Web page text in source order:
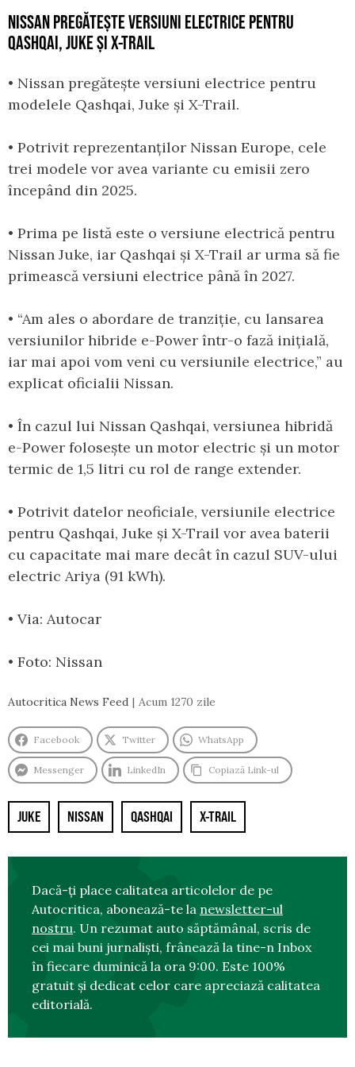
NISSAN PREGĂTEȘTE VERSIUNI ELECTRICE PENTRU
QASHQAI, JUKE ȘI X-TRAIL
• Nissan pregătește versiuni electrice pentru
modelele Qashqai, Juke și X-Trail.
• Potrivit reprezentanților Nissan Europe, cele
trei modele vor avea variante cu emisii zero
începând din 2025.
• Prima pe listă este o versiune electrică pentru
Nissan Juke, iar Qashqai și X-Trail ar urma să fie
primească versiuni electrice până în 2027.
• “Am ales o abordare de tranziție, cu lansarea
versiunilor hibride e-Power într-o fază inițială,
iar mai apoi vom veni cu versiunile electrice,” au
explicat oficialii Nissan.
• În cazul lui Nissan Qashqai, versiunea hibridă
e-Power folosește un motor electric și un motor
termic de 1,5 litri cu rol de range extender.
• Potrivit datelor neoficiale, versiunile electrice
pentru Qashqai, Juke și X-Trail vor avea baterii
cu capacitate mai mare decât în cazul SUV-ului
electric Ariya (91 kWh).
• Via: Autocar
• Foto: Nissan
Autocritica News Feed Acum 1270 zile
Facebook Twitter WhatsApp
Messenger LinkedIn Copiază Link-ul
JUKE NISSAN QASHQAI X-TRAIL
Dacă-ți place calitatea articolelor de pe
Autocritica, abonează-te la newsletter-ul
nostru. Un rezumat auto săptămânal, scris de
cei mai buni jurnaliști, frânează la tine-n Inbox
în fiecare duminică la ora 9:00. Este 100%
gratuit și dedicat celor care apreciază calitatea
editorială.